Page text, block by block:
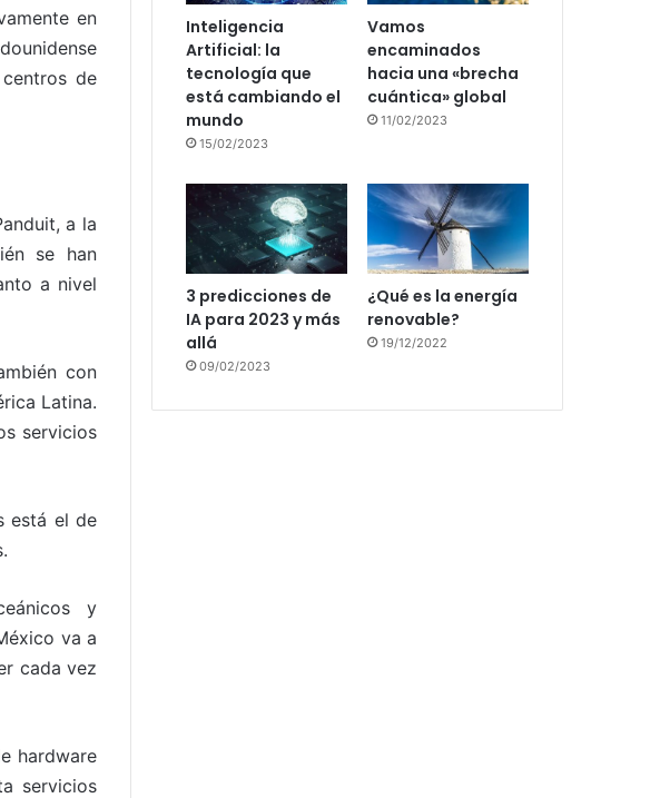
en
de
a la
se han
a nivel
con
Latina.
servicios
está el de
y
va a
cada vez
hardware
servicios
Inteligencia
Artificial: la
tecnología que
está cambiando el
mundo
15/02/2023
Vamos
encaminados
hacia una «brecha
cuántica» global
11/02/2023
3 predicciones de
IA para 2023 y más
allá
09/02/2023
¿Qué es la energía
renovable?
19/12/2022